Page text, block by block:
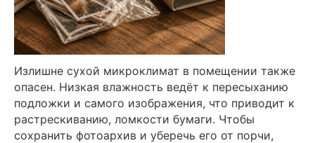
Излишне сухой микроклимат в помещении также
опасен. Низкая влажность ведёт к пересыханию
подложки и самого изображения, что приводит к
растрескиванию, ломкости бумаги. Чтобы
сохранить фотоархив и уберечь его от порчи,